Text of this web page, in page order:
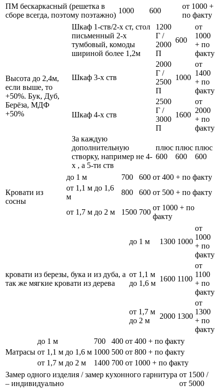
ПМ бескаркасный (решетка в
сборе всегда, поэтому поэтажно)
1000 600
от 1000 +
по факту
Высота до 2,4м,
если выше, то
+50%. Бук, Дуб,
Берёза, МДФ
+50%
Шкаф 1-ств/2-х ст, стол
письменный 2-х
тумбовый, комоды
шириной более 1,2м
1200
Г /
2000
П
600
от
1000
+ по
факту
Шкаф 3-х ств
2000
Г /
2500
П
1000
от
1400
+ по
факту
Шкаф 4-х ств
2500
Г /
3000
П
1600
от
2000
+ по
факту
За каждую
дополнительную
створку, например не 4-
х , а 5-ти ств
плюс
600
плюс
600
плюс
600
Кровати из
сосны
до 1 м 700 600 от 400 + по факту
от 1,1 м до 1,6
м
800 600 от 500 + по факту
от 1,7 м до 2 м 1500 700
от 1000 + по
факту
кровати из березы, бука и из дуба, а
так же мягкие кровати из дерева
до 1 м 1300 1000
от
1000
+ по
факту
от 1,1 м
до 1,6 м
1600 1100
от
1100
+ по
факту
от 1,7 м
до 2 м
2000 1300
от
1300
+ по
факту
Матрасы
до 1 м 700 400 от 400 + по факту
от 1,1 м до 1,6 м 1000 500 от 800 + по факту
от 1,7 м до 2 м
1400 700 от 1000 + по факту
Замер одного изделия / замер кухонного гарнитура
– индивидуально
от 1500 /
от 5000